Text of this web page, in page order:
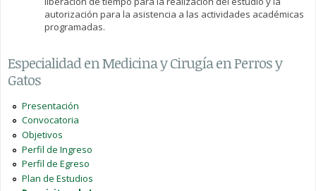
autorización para la asistencia a las actividades académicas
programadas.
Especialidad en Medicina y Cirugía en Perros y
Gatos
Presentación
Convocatoria
Objetivos
Perfil de Ingreso
Perfil de Egreso
Plan de Estudios